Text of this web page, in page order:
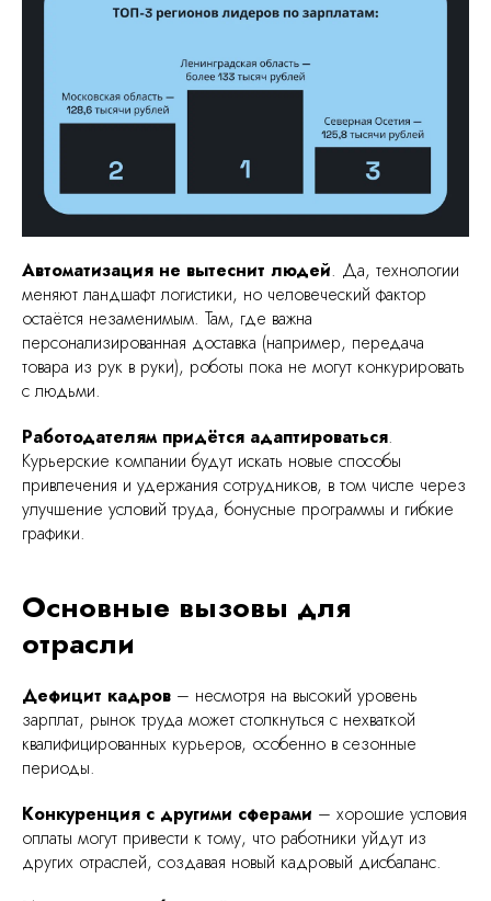
Автоматизация не вытеснит людей. Да, технологии
меняют ландшафт логистики, но человеческий фактор
остаётся незаменимым. Там, где важна
персонализированная доставка (например, передача
товара из рук в руки), роботы пока не могут конкурировать
с людьми.
Работодателям придётся адаптироваться.
Курьерские компании будут искать новые способы
привлечения и удержания сотрудников, в том числе через
улучшение условий труда, бонусные программы и гибкие
графики.
Основные вызовы для
отрасли
Дефицит кадров – несмотря на высокий уровень
зарплат, рынок труда может столкнуться с нехваткой
квалифицированных курьеров, особенно в сезонные
периоды.
Конкуренция с другими сферами – хорошие условия
оплаты могут привести к тому, что работники уйдут из
других отраслей, создавая новый кадровый дисбаланс.